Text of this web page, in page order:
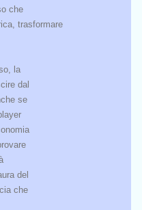
che
trasformare
la
dal
se
del
che